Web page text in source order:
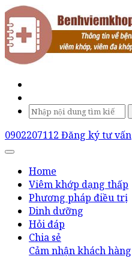
0902207112 Đăng ký tư vấn
Home
Viêm khớp dạng thấp
Phương pháp điều trị
Dinh dưỡng
Hỏi đáp
Chia sẻ
Cảm nhận khách hàng